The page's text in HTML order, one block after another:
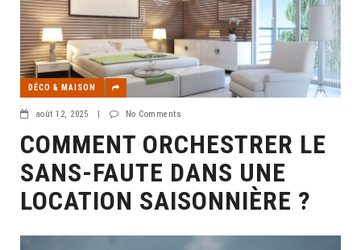
DÉCO & MAISON
août 12, 2025 | No Comments
COMMENT ORCHESTRER LE
SANS-FAUTE DANS UNE
LOCATION SAISONNIÈRE ?